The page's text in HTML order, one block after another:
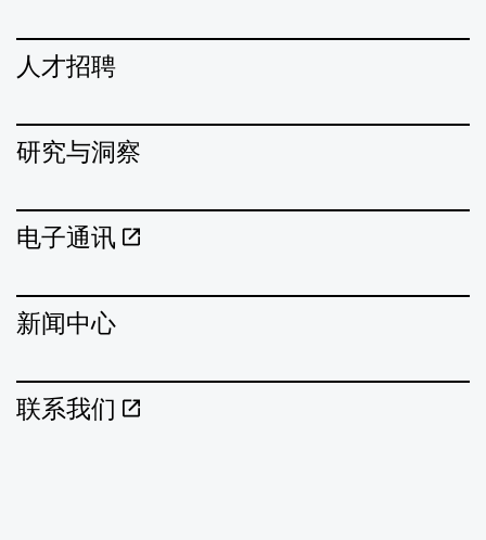
人才招聘
研究与洞察
电子通讯
新闻中心
联系我们